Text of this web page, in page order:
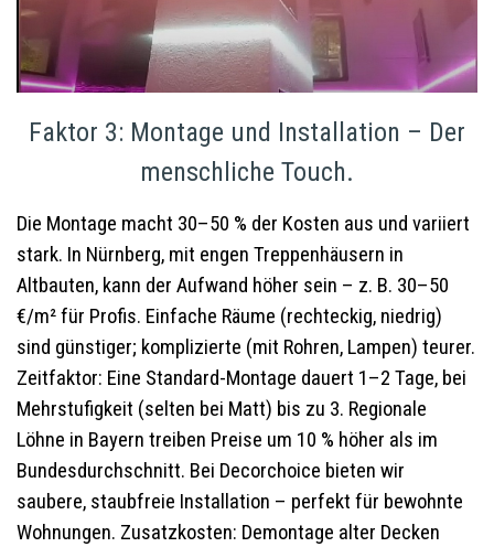
Faktor 3: Montage und Installation – Der
menschliche Touch.
Die Montage macht 30–50 % der Kosten aus und variiert
stark. In Nürnberg, mit engen Treppenhäusern in
Altbauten, kann der Aufwand höher sein – z. B. 30–50
€/m² für Profis. Einfache Räume (rechteckig, niedrig)
sind günstiger; komplizierte (mit Rohren, Lampen) teurer.
Zeitfaktor: Eine Standard-Montage dauert 1–2 Tage, bei
Mehrstufigkeit (selten bei Matt) bis zu 3. Regionale
Löhne in Bayern treiben Preise um 10 % höher als im
Bundesdurchschnitt. Bei Decorchoice bieten wir
saubere, staubfreie Installation – perfekt für bewohnte
Wohnungen. Zusatzkosten: Demontage alter Decken